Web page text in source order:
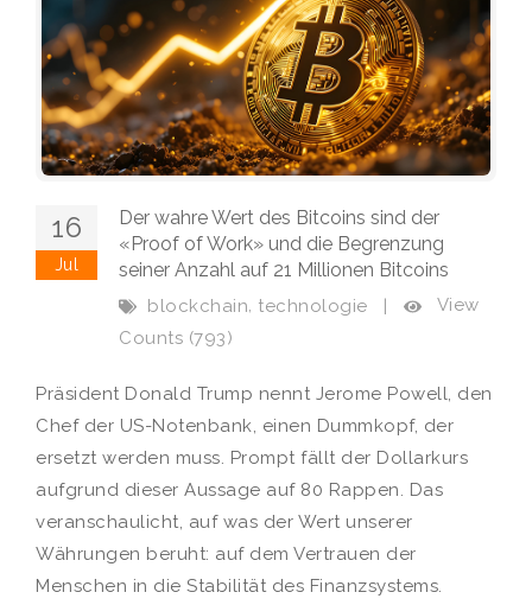
16
Jul
Der wahre Wert des Bitcoins sind der
«Proof of Work» und die Begrenzung
seiner Anzahl auf 21 Millionen Bitcoins
blockchain, technologie |
View
Counts (793)
Präsident Donald Trump nennt Jerome Powell, den
Chef der US-Notenbank, einen Dummkopf, der
ersetzt werden muss. Prompt fällt der Dollarkurs
aufgrund dieser Aussage auf 80 Rappen. Das
veranschaulicht, auf was der Wert unserer
Währungen beruht: auf dem Vertrauen der
Menschen in die Stabilität des Finanzsystems.